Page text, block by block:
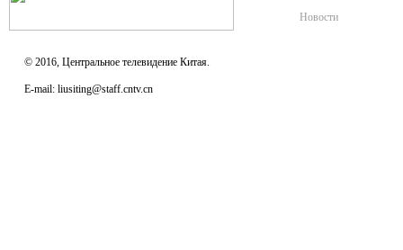
© 2016, Центральное телевидение Китая.
E-mail: liusiting@staff.cntv.cn
Новости